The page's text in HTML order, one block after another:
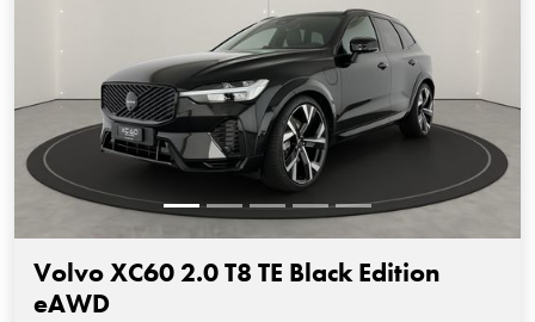
Volvo XC60 2.0 T8 TE Black Edition
eAWD